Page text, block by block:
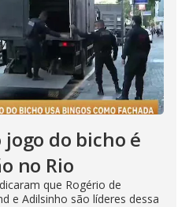
do bicho é
no Rio
que Rogério de
e Adilsinho são líderes dessa